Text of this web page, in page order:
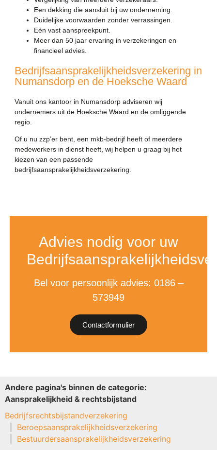
Een dekking die aansluit bij uw onderneming.
Duidelijke voorwaarden zonder verrassingen.
Eén vast aanspreekpunt.
Meer dan 50 jaar ervaring in verzekeringen en
financieel advies.
Bedrijfsaansprakelijkheidsverzekering in
Numansdorp en de Hoeksche Waard
Vanuit ons kantoor in Numansdorp adviseren wij
ondernemers uit de Hoeksche Waard en de omliggende
regio.
Of u nu zzp’er bent, een mkb-bedrijf heeft of meerdere
medewerkers in dienst heeft, wij helpen u graag bij het
kiezen van een passende
bedrijfsaansprakelijkheidsverzekering.
Advies nodig voor uw
Bel voor persoonlijk advies: 0186 –
573949
Contactformulier
Andere pagina's binnen de categorie:
Aansprakelijkheid & rechtsbijstand
Bedrijfsrechtsbijstandverzekering
Beroepsaansprakelijkheidsverzekering
Bestuurdersaansprakelijkheidsverzekering